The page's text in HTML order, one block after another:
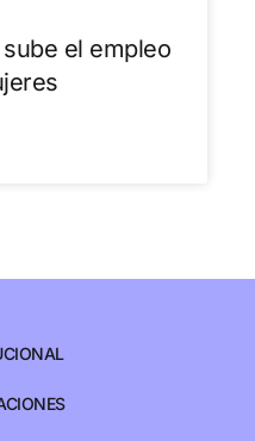
el empleo